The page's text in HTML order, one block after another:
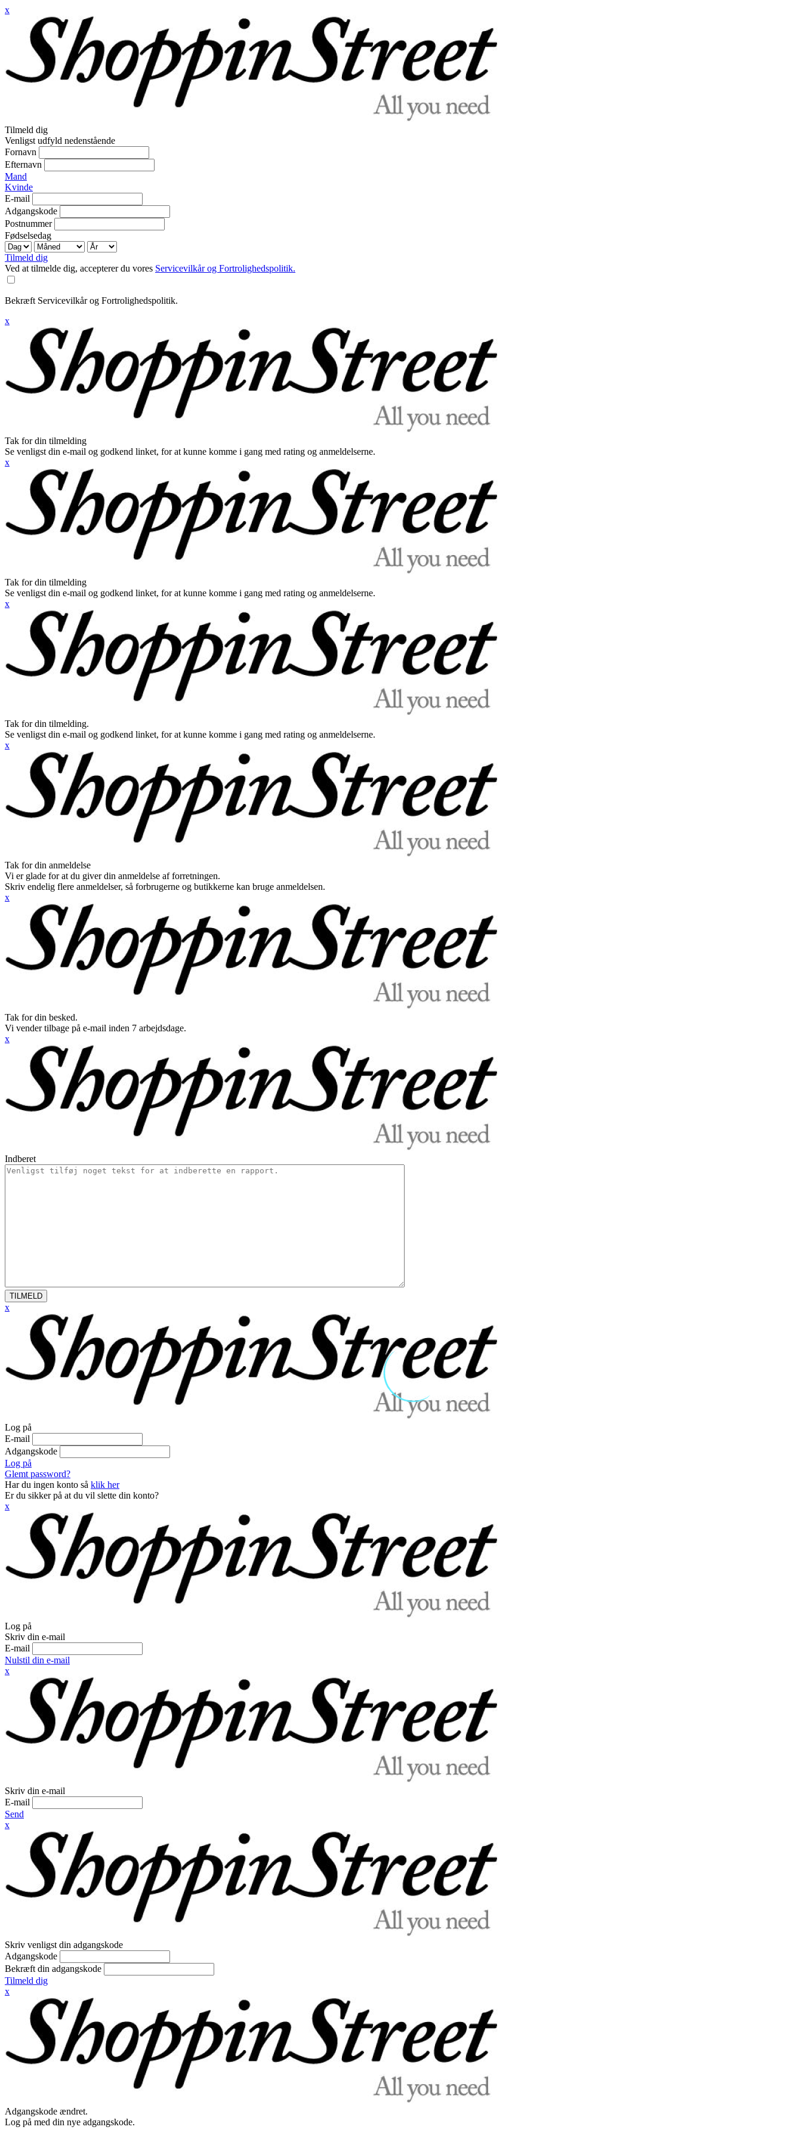
x
Tilmeld dig
Venligst udfyld nedenstående
Fornavn
Efternavn
Mand
Kvinde
E-mail
Adgangskode
Postnummer
Fødselsedag
Tilmeld dig
Ved at tilmelde dig, accepterer du vores Servicevilkår og Fortrolighedspolitik.
Bekræft Servicevilkår og Fortrolighedspolitik.
x
Tak for din tilmelding
Se venligst din e-mail og godkend linket, for at kunne komme i gang med rating og anmeldelserne.
x
Tak for din tilmelding
Se venligst din e-mail og godkend linket, for at kunne komme i gang med rating og anmeldelserne.
x
Tak for din tilmelding.
Se venligst din e-mail og godkend linket, for at kunne komme i gang med rating og anmeldelserne.
x
Tak for din anmeldelse
Vi er glade for at du giver din anmeldelse af forretningen.
Skriv endelig flere anmeldelser, så forbrugerne og butikkerne kan bruge anmeldelsen.
x
Tak for din besked.
Vi vender tilbage på e-mail inden 7 arbejdsdage.
x
Indberet
TILMELD
x
Log på
E-mail
Adgangskode
Log på
Glemt password?
Har du ingen konto så klik her
Er du sikker på at du vil slette din konto?
x
Log på
Skriv din e-mail
E-mail
Nulstil din e-mail
x
Skriv din e-mail
E-mail
Send
x
Skriv venligst din adgangskode
Adgangskode
Bekræft din adgangskode
Tilmeld dig
x
Adgangskode ændret.
Log på med din nye adgangskode.